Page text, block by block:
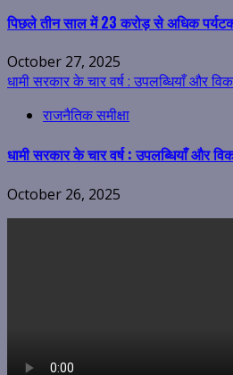
पिछले तीन साल में 23 करोड़ से अधिक
October 27, 2025
धामी सरकार के चार वर्ष : उपलब्धियाँ और
राजनैतिक समीक्षा
धामी सरकार के चार वर्ष : उपलब्धियाँ और
October 26, 2025